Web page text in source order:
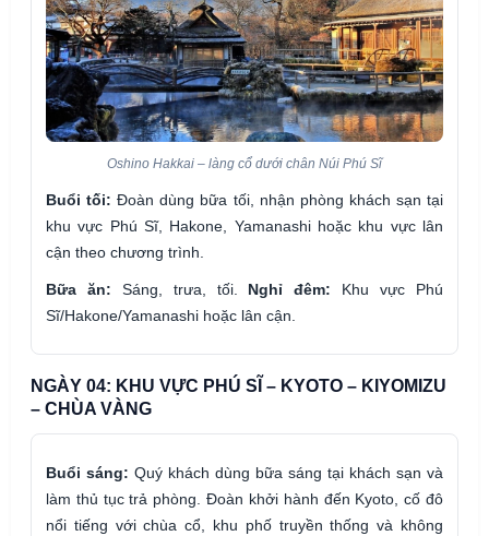
Oshino Hakkai – làng cổ dưới chân Núi Phú Sĩ
Buổi tối: Đoàn dùng bữa tối, nhận phòng khách sạn tại
khu vực Phú Sĩ, Hakone, Yamanashi hoặc khu vực lân
cận theo chương trình.
Bữa ăn: Sáng, trưa, tối. Nghỉ đêm: Khu vực Phú
Sĩ/Hakone/Yamanashi hoặc lân cận.
NGÀY 04: KHU VỰC PHÚ SĨ – KYOTO – KIYOMIZU
– CHÙA VÀNG
Buổi sáng: Quý khách dùng bữa sáng tại khách sạn và
làm thủ tục trả phòng. Đoàn khởi hành đến Kyoto, cố đô
nổi tiếng với chùa cổ, khu phố truyền thống và không